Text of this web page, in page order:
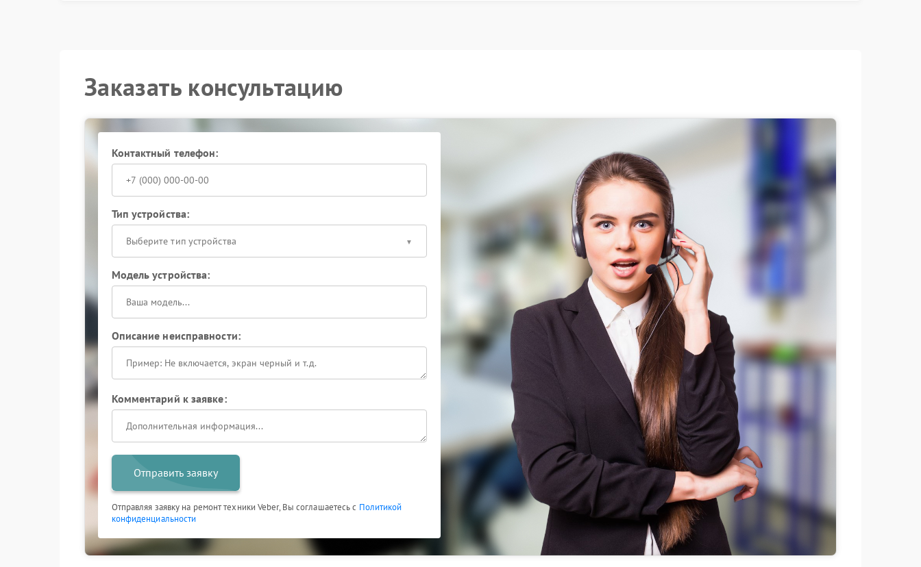
Заказать консультацию
Контактный телефон:
Тип устройства:
Выберите тип устройства
Модель устройства:
Описание неисправности:
Комментарий к заявке:
Отправить заявку
Отправляя заявку на ремонт техники Veber, Вы соглашаетесь с Политикой
конфиденциальности